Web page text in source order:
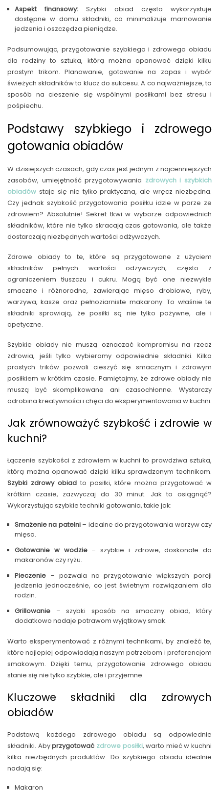
Aspekt finansowy: Szybki obiad często wykorzystuje
dostępne w domu składniki, co minimalizuje marnowanie
jedzenia i oszczędza pieniądze.
Podsumowując, przygotowanie szybkiego i zdrowego obiadu
dla rodziny to sztuka, którą można opanować dzięki kilku
prostym trikom. Planowanie, gotowanie na zapas i wybór
świeżych składników to klucz do sukcesu. A co najważniejsze, to
sposób na cieszenie się wspólnymi posiłkami bez stresu i
pośpiechu.
Podstawy szybkiego i zdrowego
gotowania obiadów
W dzisiejszych czasach, gdy czas jest jednym z najcenniejszych
zasobów, umiejętność przygotowywania zdrowych i szybkich
obiadów staje się nie tylko praktyczna, ale wręcz niezbędna.
Czy jednak szybkość przygotowania posiłku idzie w parze ze
zdrowiem? Absolutnie! Sekret tkwi w wyborze odpowiednich
składników, które nie tylko skracają czas gotowania, ale także
dostarczają niezbędnych wartości odżywczych.
Zdrowe obiady to te, które są przygotowane z użyciem
składników pełnych wartości odżywczych, często z
ograniczeniem tłuszczu i cukru. Mogą być one niezwykle
smaczne i różnorodne, zawierając mięso drobiowe, ryby,
warzywa, kasze oraz pełnoziarniste makarony. To właśnie te
składniki sprawiają, że posiłki są nie tylko pożywne, ale i
apetyczne.
Szybkie obiady nie muszą oznaczać kompromisu na rzecz
zdrowia, jeśli tylko wybieramy odpowiednie składniki. Kilka
prostych trików pozwoli cieszyć się smacznym i zdrowym
posiłkiem w krótkim czasie. Pamiętajmy, że zdrowe obiady nie
muszą być skomplikowane ani czasochłonne. Wystarczy
odrobina kreatywności i chęci do eksperymentowania w kuchni.
Jak zrównoważyć szybkość i zdrowie w
kuchni?
Łączenie szybkości z zdrowiem w kuchni to prawdziwa sztuka,
którą można opanować dzięki kilku sprawdzonym technikom.
Szybki zdrowy obiadto posiłki, które można przygotować w
krótkim czasie, zazwyczaj do 30 minut. Jak to osiągnąć?
Wykorzystując szybkie techniki gotowania, takie jak:
Smażenie na patelni– idealne do przygotowania warzyw czy
mięsa.
Gotowanie w wodzie– szybkie i zdrowe, doskonałe do
makaronów czy ryżu.
Pieczenie – pozwala na przygotowanie większych porcji
jedzenia jednocześnie, co jest świetnym rozwiązaniem dla
rodzin.
Grillowanie – szybki sposób na smaczny obiad, który
dodatkowo nadaje potrawom wyjątkowy smak.
Warto eksperymentować z różnymi technikami, by znaleźć te,
które najlepiej odpowiadają naszym potrzebom i preferencjom
smakowym. Dzięki temu, przygotowanie zdrowego obiadu
stanie się nie tylko szybkie, ale i przyjemne.
Kluczowe składniki dla zdrowych
obiadów
Podstawą każdego zdrowego obiadu są odpowiednie
składniki. Abyprzygotować zdrowe posiłki, warto mieć w kuchni
kilka niezbędnych produktów. Do szybkiego obiadu idealnie
nadają się:
Makaron